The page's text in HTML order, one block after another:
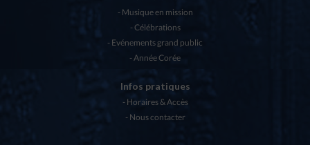
Musique en mission
Célébrations
Evénements grand public
Année Corée
Infos pratiques
Horaires & Accès
Nous contacter